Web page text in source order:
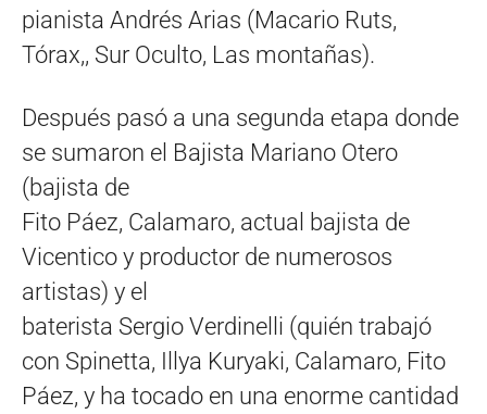
pianista Andrés Arias (Macario Ruts,
Tórax,, Sur Oculto, Las montañas).
Después pasó a una segunda etapa donde
se sumaron el Bajista Mariano Otero
(bajista de
Fito Páez, Calamaro, actual bajista de
Vicentico y productor de numerosos
artistas) y el
baterista Sergio Verdinelli (quién trabajó
con Spinetta, Illya Kuryaki, Calamaro, Fito
Páez, y ha tocado en una enorme cantidad